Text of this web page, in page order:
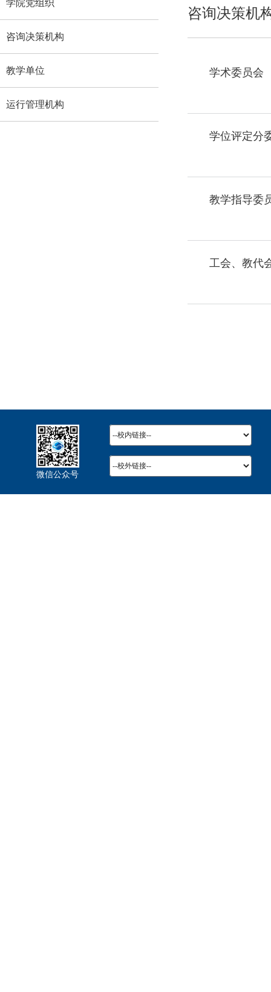
学院党组织
咨询决策机构
教学单位
运行管理机构
咨询决策机
学术委员会
学位评定分
教学指导委
工会、教代
微信公众号